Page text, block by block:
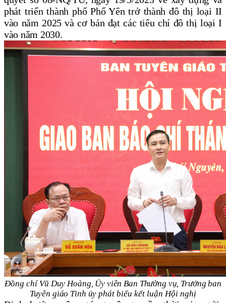
phát triển thành phố Phổ Yên trở thành đô thị loại II
vào năm 2025 và cơ bản đạt các tiêu chí đô thị loại I
vào năm 2030.
Đồng chí Vũ Duy Hoàng, Ủy viên Ban Thường vụ, Trưởng ban
Tuyên giáo Tỉnh ủy phát biểu kết luận Hội nghị